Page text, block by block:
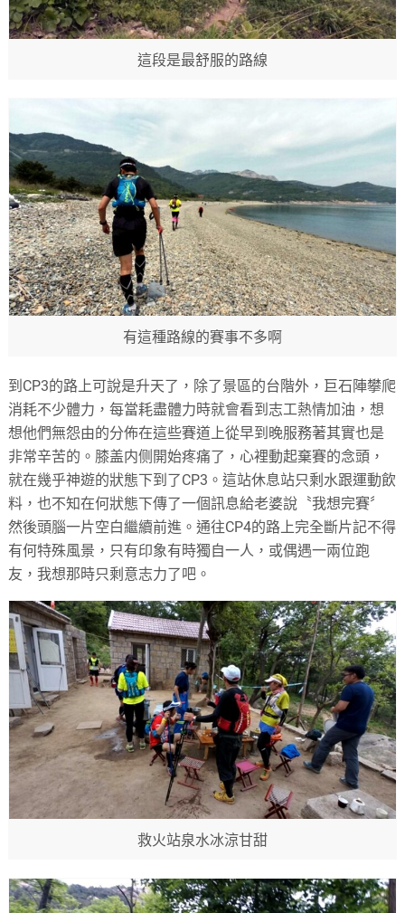
這段是最舒服的路線
有這種路線的賽事不多啊
到CP3的路上可說是升天了，除了景區的台階外，巨石陣攀爬
消耗不少體力，每當耗盡體力時就會看到志工熱情加油，想
想他們無怨由的分佈在這些賽道上從早到晚服務著其實也是
非常辛苦的。膝盖内侧開始疼痛了，心裡動起棄賽的念頭，
就在幾乎神遊的狀態下到了CP3。這站休息站只剩水跟運動飲
料，也不知在何狀態下傳了一個訊息給老婆說〝我想完賽〞
然後頭腦一片空白繼續前進。通往CP4的路上完全斷片記不得
有何特殊風景，只有印象有時獨自一人，或偶遇一兩位跑
友，我想那時只剩意志力了吧。
救火站泉水冰涼甘甜